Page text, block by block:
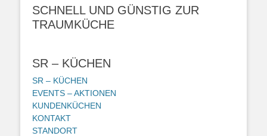
SCHNELL UND GÜNSTIG ZUR
TRAUMKÜCHE
SR – KÜCHEN
SR – KÜCHEN
EVENTS – AKTIONEN
KUNDENKÜCHEN
KONTAKT
STANDORT